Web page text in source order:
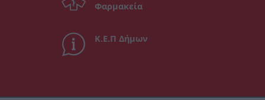
Φαρμακεία
Κ.Ε.Π Δήμων